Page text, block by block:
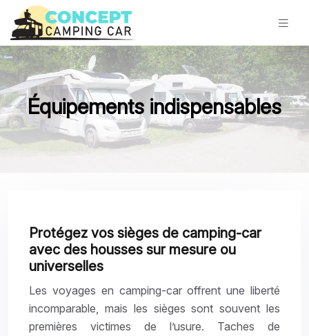
Équipements indispensables
Protégez vos sièges de camping-car
avec des housses sur mesure ou
universelles
Les voyages en camping-car offrent une liberté
incomparable, mais les sièges sont souvent les
premières victimes de l’usure. Taches de